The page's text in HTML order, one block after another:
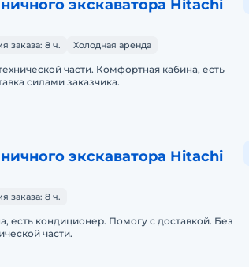
экскаватора Hitachi
заказа: 8 ч. Холодная аренда
части. Комфортная кабина, есть
силами заказчика.
экскаватора Hitachi
заказа: 8 ч.
есть кондиционер. Помогу с доставкой. Без
части.